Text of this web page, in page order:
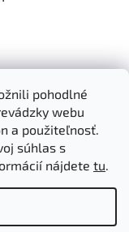
pohodlné
webu
a použiteľnosť.
súhlas s
nájdete tu.
objednávka
údajov
nakupovať